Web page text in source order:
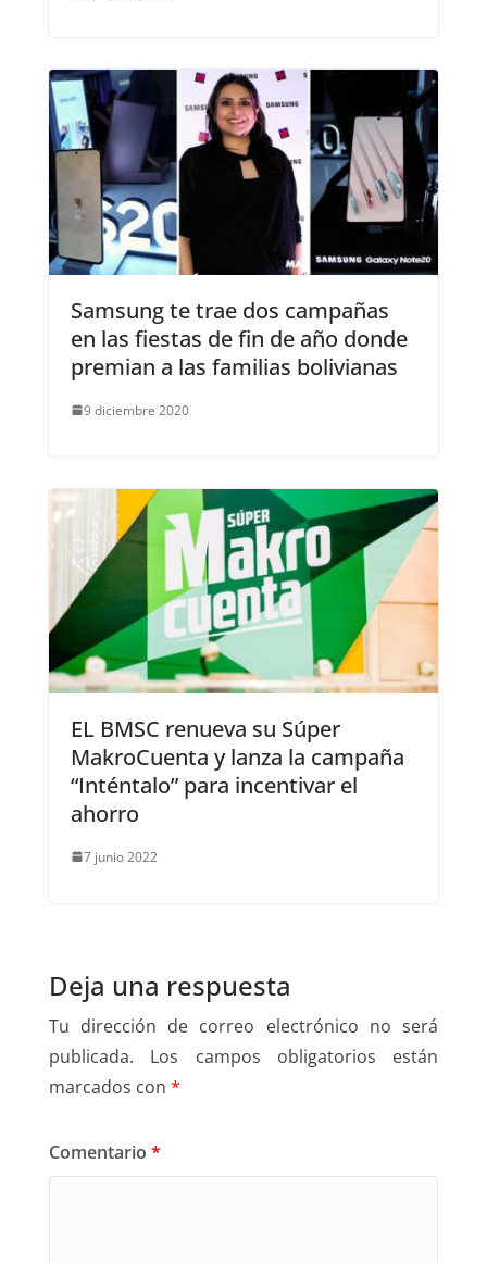
Samsung te trae dos campañas
en las fiestas de fin de año donde
premian a las familias bolivianas
9 diciembre 2020
EL BMSC renueva su Súper
MakroCuenta y lanza la campaña
“Inténtalo” para incentivar el
ahorro
7 junio 2022
Deja una respuesta
Tu dirección de correo electrónico no será
publicada.
Los campos obligatorios están
marcados con *
Comentario *